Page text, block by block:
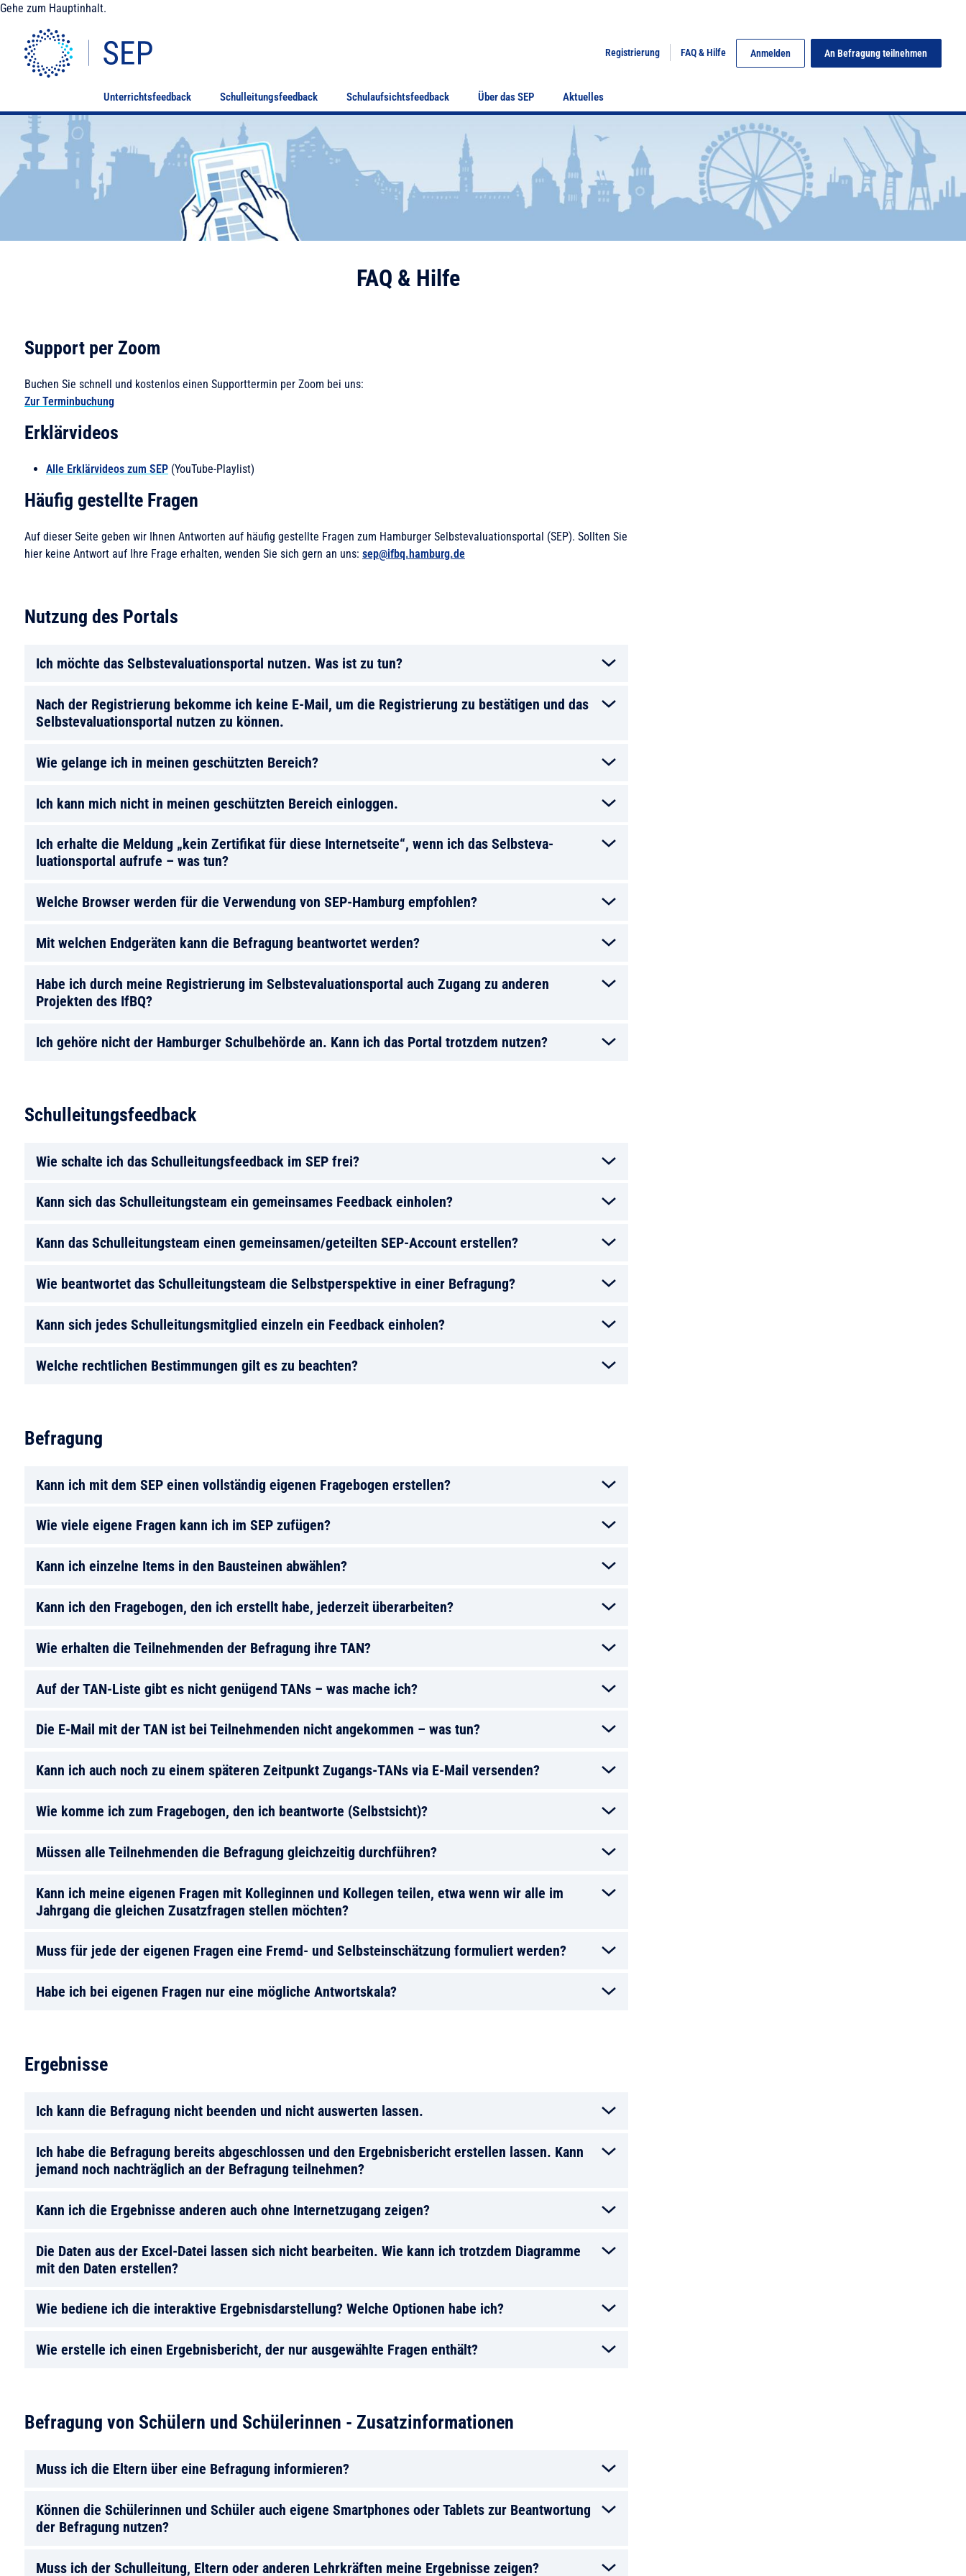
Gehe zum Hauptinhalt.
Registrierung FAQ & Hilfe Anmelden An Befragung teilnehmen
Unterrichtsfeedback Schulleitungsfeedback Schulaufsichtsfeedback Über das SEP Aktuelles
FAQ & Hilfe
Support per Zoom
Buchen Sie schnell und kostenlos einen Supporttermin per Zoom bei uns:
Zur Terminbuchung
Erklärvideos
Alle Erklärvideos zum SEP (YouTube-Playlist)
Häufig gestellte Fragen
Auf dieser Seite geben wir Ihnen Antworten auf häufig gestellte Fragen zum Hamburger Selbstevaluationsportal (SEP). Sollten Sie
hier keine Antwort auf Ihre Frage erhalten, wenden Sie sich gern an uns: sep@ifbq.hamburg.de
Nutzung des Portals
Ich möchte das Selbstevaluationsportal nutzen. Was ist zu tun?
Nach der Registrierung bekomme ich keine E-Mail, um die Registrierung zu bestätigen und das
Selbstevaluationsportal nutzen zu können.
Wie gelange ich in meinen geschützten Bereich?
Ich kann mich nicht in meinen geschützten Bereich einloggen.
Ich erhalte die Meldung „kein Zertifikat für diese Internetseite“, wenn ich das Selbsteva-
luationsportal aufrufe – was tun?
Welche Browser werden für die Verwendung von SEP-Hamburg empfohlen?
Mit welchen Endgeräten kann die Befragung beantwortet werden?
Habe ich durch meine Registrierung im Selbstevaluationsportal auch Zugang zu anderen
Projekten des IfBQ?
Ich gehöre nicht der Hamburger Schulbehörde an. Kann ich das Portal trotzdem nutzen?
Schulleitungsfeedback
Wie schalte ich das Schulleitungsfeedback im SEP frei?
Kann sich das Schulleitungsteam ein gemeinsames Feedback einholen?
Kann das Schulleitungsteam einen gemeinsamen/geteilten SEP-Account erstellen?
Wie beantwortet das Schulleitungsteam die Selbstperspektive in einer Befragung?
Kann sich jedes Schulleitungsmitglied einzeln ein Feedback einholen?
Welche rechtlichen Bestimmungen gilt es zu beachten?
Befragung
Kann ich mit dem SEP einen vollständig eigenen Fragebogen erstellen?
Wie viele eigene Fragen kann ich im SEP zufügen?
Kann ich einzelne Items in den Bausteinen abwählen?
Kann ich den Fragebogen, den ich erstellt habe, jederzeit überarbeiten?
Wie erhalten die Teilnehmenden der Befragung ihre TAN?
Auf der TAN-Liste gibt es nicht genügend TANs – was mache ich?
Die E-Mail mit der TAN ist bei Teilnehmenden nicht angekommen – was tun?
Kann ich auch noch zu einem späteren Zeitpunkt Zugangs-TANs via E-Mail versenden?
Wie komme ich zum Fragebogen, den ich beantworte (Selbstsicht)?
Müssen alle Teilnehmenden die Befragung gleichzeitig durchführen?
Kann ich meine eigenen Fragen mit Kolleginnen und Kollegen teilen, etwa wenn wir alle im
Jahrgang die gleichen Zusatzfragen stellen möchten?
Muss für jede der eigenen Fragen eine Fremd- und Selbsteinschätzung formuliert werden?
Habe ich bei eigenen Fragen nur eine mögliche Antwortskala?
Ergebnisse
Ich kann die Befragung nicht beenden und nicht auswerten lassen.
Ich habe die Befragung bereits abgeschlossen und den Ergebnisbericht erstellen lassen. Kann
jemand noch nachträglich an der Befragung teilnehmen?
Kann ich die Ergebnisse anderen auch ohne Internetzugang zeigen?
Die Daten aus der Excel-Datei lassen sich nicht bearbeiten. Wie kann ich trotzdem Diagramme
mit den Daten erstellen?
Wie bediene ich die interaktive Ergebnisdarstellung? Welche Optionen habe ich?
Wie erstelle ich einen Ergebnisbericht, der nur ausgewählte Fragen enthält?
Befragung von Schülern und Schülerinnen - Zusatzinformationen
Muss ich die Eltern über eine Befragung informieren?
Können die Schülerinnen und Schüler auch eigene Smartphones oder Tablets zur Beantwortung
der Befragung nutzen?
Muss ich der Schulleitung, Eltern oder anderen Lehrkräften meine Ergebnisse zeigen?